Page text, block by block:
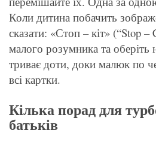
Коли дитина побачить
сказати: «Стоп – кіт» (“Stop –
малого розумника та оберіть
триває доти, доки малюк по
всі картки.
Кілька порад для
батьків